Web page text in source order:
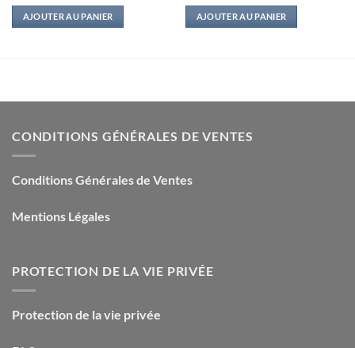
AJOUTER AU PANIER AJOUTER AU PANIER
CONDITIONS GÉNÉRALES DE VENTES
Conditions Générales de Ventes
Mentions Légales
PROTECTION DE LA VIE PRIVÉE
Protection de la vie privée